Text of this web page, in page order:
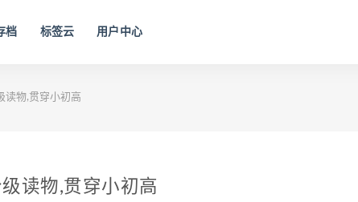
档 标签云 用户中心
读物,贯穿小初高
读物,贯穿小初高